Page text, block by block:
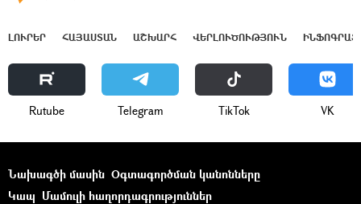
ԼՈՒՐԵՐ ՀԱՅԱՍՏԱՆ ԱՇԽԱՐՀ ՎԵՐԼՈՒԾՈՒԹՅՈՒՆ
Rutube Telegram ТikТоk VK
Նախագծի մասին Օգտագործման կանոնները
Կապ Մամուլի հաղորդագրություններ